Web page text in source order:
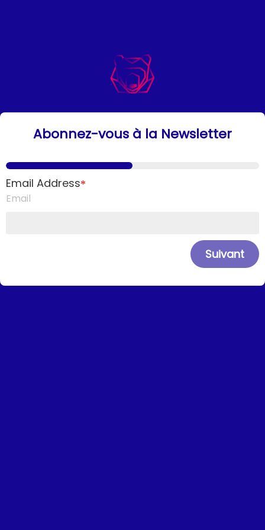
Abonnez-vous à la Newsletter
Email Address*
Email
Suivant